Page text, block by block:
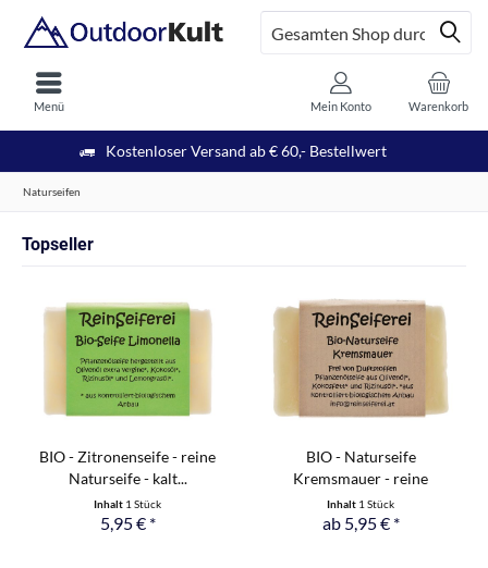
Kostenloser Versand ab € 60,- Bestellwert
Menü Warenkorb
Mein Konto
Naturseifen
Topseller
BIO - Zitronenseife - reine
Naturseife - kalt...
Inhalt 1 Stück
5,95 € *
BIO - Naturseife
Kremsmauer - reine
Naturseife...
Inhalt 1 Stück
ab 5,95 € *